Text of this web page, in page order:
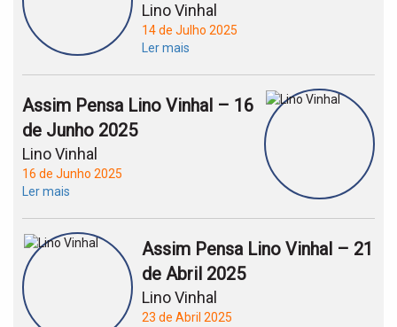
Lino Vinhal
14 de Julho 2025
Ler mais
Assim Pensa Lino Vinhal – 16
de Junho 2025
Lino Vinhal
16 de Junho 2025
Ler mais
Assim Pensa Lino Vinhal – 21
de Abril 2025
Lino Vinhal
23 de Abril 2025